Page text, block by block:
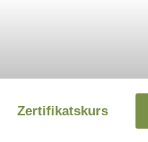
Zertifikatskurs